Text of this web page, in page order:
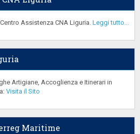
Assistenza CNA Liguria. Leggi tutto...
Artigiane, Accoglienza e Itinerari in
Visita il Sito
Maritime